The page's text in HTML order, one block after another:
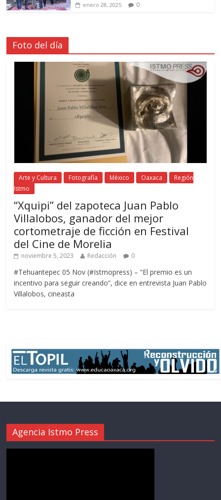
enero 28, 2025 0
Foto del día
Arte y Cultura Fotografía México Oaxaca
Región
Istmo
“Xquipi” del zapoteca Juan Pablo
Villalobos, ganador del mejor
cortometraje de ficción en Festival
del Cine de Morelia
noviembre 5, 2023 Redacción 0
#Tehuantepec 05 Nov (#Istmopress) – “El premio es un
incentivo para seguir creando”, dice en entrevista Juan Pablo
Villalobos, cineasta
Agencia Istmo Press